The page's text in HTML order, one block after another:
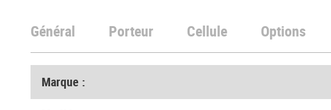
Général Porteur Cellule Options
Marque :